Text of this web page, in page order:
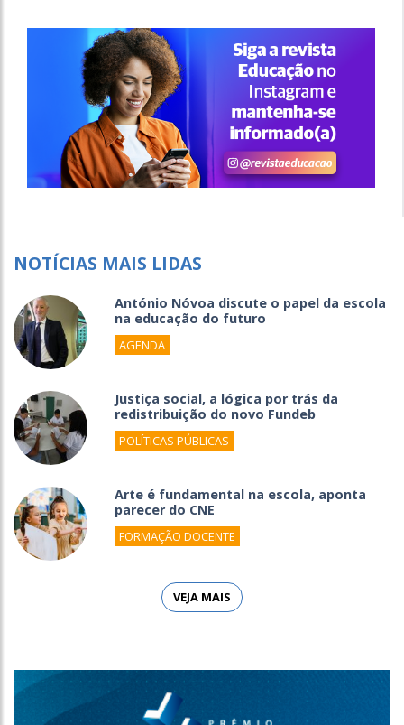
NOTÍCIAS MAIS LIDAS
António Nóvoa discute o papel da escola
na educação do futuro
AGENDA
Justiça social, a lógica por trás da
redistribuição do novo Fundeb
POLÍTICAS PÚBLICAS
Arte é fundamental na escola, aponta
parecer do CNE
FORMAÇÃO DOCENTE
VEJA MAIS